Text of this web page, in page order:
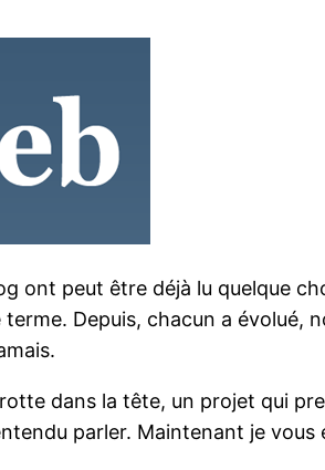
ont peut être déjà lu quelque
Depuis, chacun a évolué,
dans la tête, un projet qui
parler. Maintenant je vous